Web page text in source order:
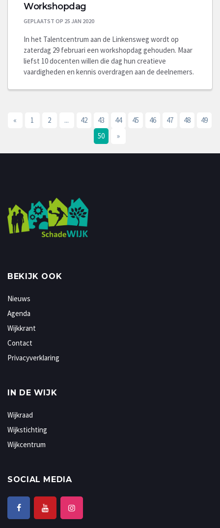
Workshopdag
GEPLAATST OP 25 JAN 2020
In het Talentcentrum aan de Linkensweg wordt op
zaterdag 29 februari een workshopdag gehouden. Maar
liefst 10 docenten willen die dag hun creatieve
vaardigheden en kennis overdragen aan de deelnemers.
« 1 2 ... 42 43 44 45 46 47 48
49
50
»
BEKIJK OOK
Nieuws
Agenda
Wijkkrant
Contact
Privacyverklaring
IN DE WIJK
Wijkraad
Wijkstichting
Wijkcentrum
SOCIAL MEDIA